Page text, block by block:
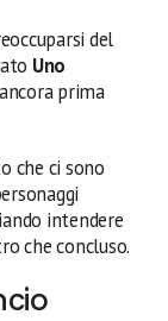
del
Uno
prima
che ci sono
intendere
che concluso.